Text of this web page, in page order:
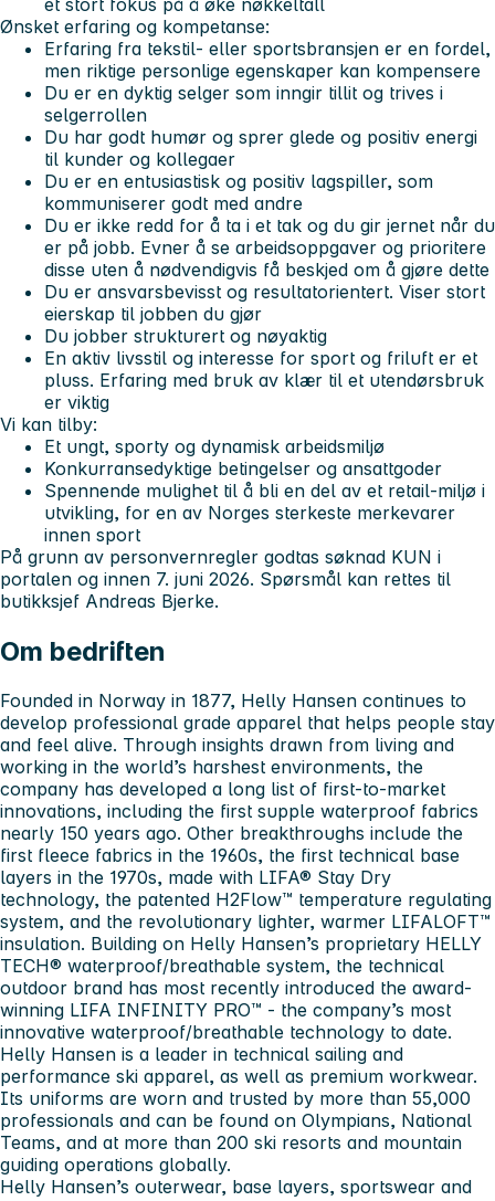
et stort fokus på å øke nøkkeltall
Ønsket erfaring og kompetanse:
Erfaring fra tekstil- eller sportsbransjen er en fordel,
men riktige personlige egenskaper kan kompensere
Du er en dyktig selger som inngir tillit og trives i
selgerrollen
Du har godt humør og sprer glede og positiv energi
til kunder og kollegaer
Du er en entusiastisk og positiv lagspiller, som
kommuniserer godt med andre
Du er ikke redd for å ta i et tak og du gir jernet når du
er på jobb. Evner å se arbeidsoppgaver og prioritere
disse uten å nødvendigvis få beskjed om å gjøre dette
Du er ansvarsbevisst og resultatorientert. Viser stort
eierskap til jobben du gjør
Du jobber strukturert og nøyaktig
En aktiv livsstil og interesse for sport og friluft er et
pluss. Erfaring med bruk av klær til et utendørsbruk
er viktig
Vi kan tilby:
Et ungt, sporty og dynamisk arbeidsmiljø
Konkurransedyktige betingelser og ansattgoder
Spennende mulighet til å bli en del av et retail-miljø i
utvikling, for en av Norges sterkeste merkevarer
innen sport
På grunn av personvernregler godtas søknad KUN i
portalen og innen 7. juni 2026. Spørsmål kan rettes til
butikksjef Andreas Bjerke.
Om bedriften
Founded in Norway in 1877, Helly Hansen continues to
develop professional grade apparel that helps people stay
and feel alive. Through insights drawn from living and
working in the world’s harshest environments, the
company has developed a long list of first-to-market
innovations, including the first supple waterproof fabrics
nearly 150 years ago. Other breakthroughs include the
first fleece fabrics in the 1960s, the first technical base
layers in the 1970s, made with LIFA® Stay Dry
technology, the patented H2Flow™ temperature regulating
system, and the revolutionary lighter, warmer LIFALOFT™
insulation. Building on Helly Hansen’s proprietary HELLY
TECH® waterproof/breathable system, the technical
outdoor brand has most recently introduced the award-
winning LIFA INFINITY PRO™ - the company’s most
innovative waterproof/breathable technology to date.
Helly Hansen is a leader in technical sailing and
performance ski apparel, as well as premium workwear.
Its uniforms are worn and trusted by more than 55,000
professionals and can be found on Olympians, National
Teams, and at more than 200 ski resorts and mountain
guiding operations globally.
Helly Hansen’s outerwear, base layers, sportswear and